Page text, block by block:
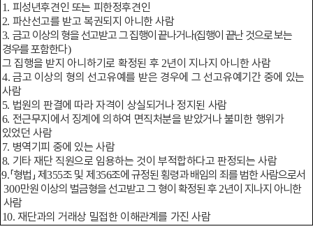
1. 피성년후견인 또는 피한정후견인
2. 파산선고를 받고 복권되지 아니한 사람
3. 금고 이상의 형을 선고받고 그 집행이 끝나거나(집행이 끝난 것으로 보는
경우를 포함한다)
그 집행을 받지 아니하기로 확정된 후2년이 지나지 아니한 사람
4.금고 이상의 형의 선고유예를 받은 경우에 그 선고유예기간 중에 있는
사람
5. 법원의 판결에 따라 자격이 상실되거나 정지된 사람
6. 전근무지에서 징계에 의하여 면직처분을 받았거나 불미한 행위가
있었던 사람
7. 병역기피 중에 있는 사람
8. 기타 재단 직원으로 임용하는 것이 부적합하다고 판정되는 사람
「형법 」 제355조 및 제 356조에 규정된 횡령과 배임의 죄를 범한 사람으로서
300만원 이상의 벌금형을 선고받고 그 형이 확정된 후 2년이 지나지 아니한
사람
10. 재단과의 거래상 밀접한 이해관계를 가진 사람